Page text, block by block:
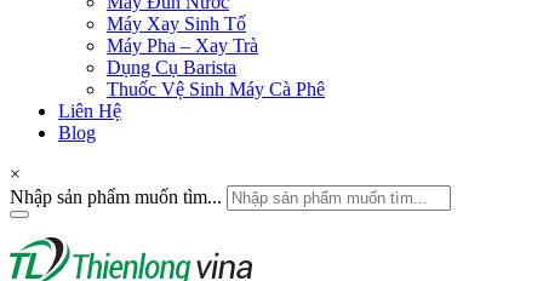
Máy Xay Sinh Tố
Máy Pha – Xay Trà
Dụng Cụ Barista
Thuốc Vệ Sinh Máy Cà Phê
Liên Hệ
Blog
×
Nhập sản phẩm muốn tìm...